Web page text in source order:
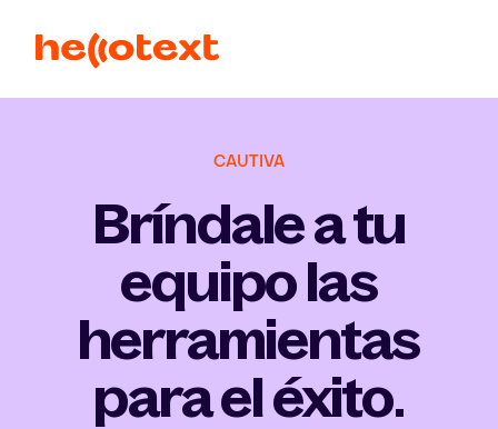
CAUTIVA
Bríndale a tu
equipo las
herramientas
para el éxito.